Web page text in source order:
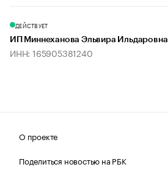
ДЕЙСТВУЕТ
ИП Миннеханова Эльвира Ильдаровна
ИНН: 165905381240
О проекте
Поделиться новостью на РБК